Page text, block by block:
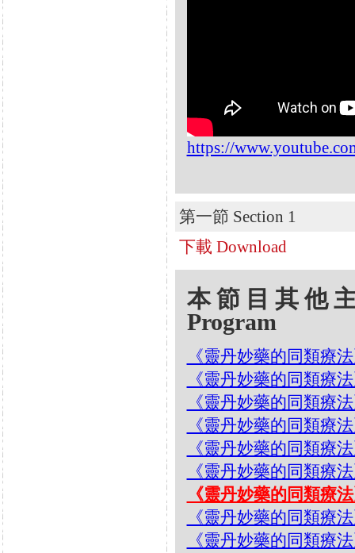
https://
第一節 Section 1
下載 Download
本節目其他
Program
《靈丹妙藥的同類療
《靈丹妙藥的同類療
《靈丹妙藥的同類療
《靈丹妙藥的同類療
《靈丹妙藥的同類療
《靈丹妙藥的同類療
《靈丹妙藥的同類療
《靈丹妙藥的同類療
《靈丹妙藥的同類療